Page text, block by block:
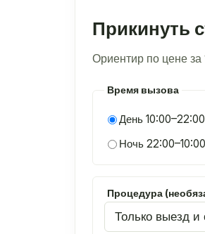
Прикинуть
Ориентир по цене
Время вызова
День 10:00–22:00
Ночь 22:00–10:00
Процедура